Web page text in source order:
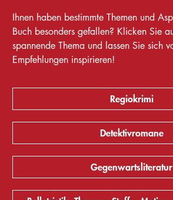
Ihnen haben bestimmte Themen und
Buch besonders gefallen? Klicken Sie
spannende Thema und lassen Sie sich
Empfehlungen inspirieren!
Regiokrimi
Detektivromane
Gegenwartsliteratur